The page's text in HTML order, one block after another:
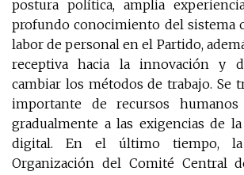
postura política, amplia
profundo conocimiento del sistema
labor de personal en el Partido,
receptiva hacia la innovación y
cambiar los métodos de trabajo. Se
importante de recursos humanos
gradualmente a las exigencias de
digital. En el último tiempo,
Organización del Comité Central